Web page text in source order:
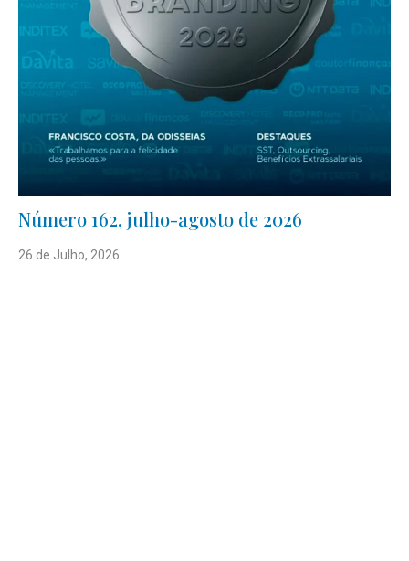
Número 162, julho-agosto de 2026
26 de Julho, 2026